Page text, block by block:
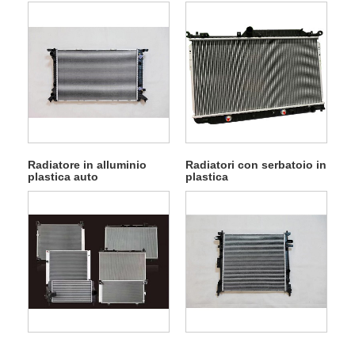
Radiatore in alluminio
plastica auto
Radiatori con serbatoio in
plastica